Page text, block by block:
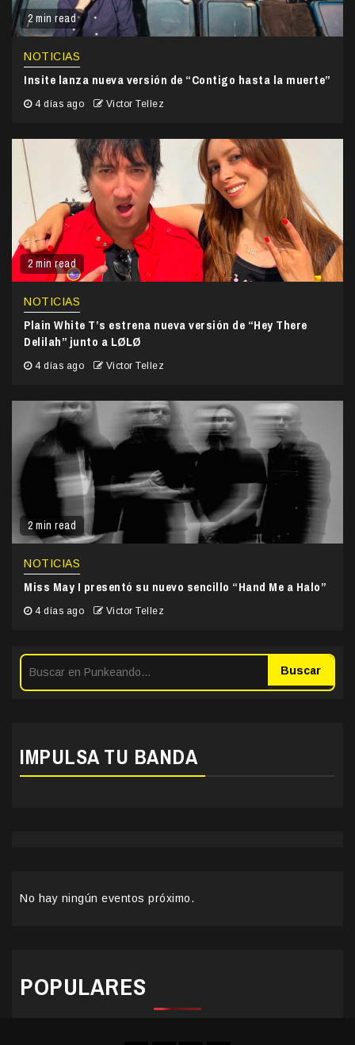
2 min read
NOTICIAS
Insite lanza nueva versión de “Contigo hasta la muerte”
4 días ago Victor Tellez
2 min read
NOTICIAS
Plain White T’s estrena nueva versión de “Hey There
Delilah” junto a LØLØ
4 días ago Victor Tellez
2 min read
NOTICIAS
Miss May I presentó su nuevo sencillo “Hand Me a Halo”
4 días ago Victor Tellez
Buscar
IMPULSA TU BANDA
No hay ningún eventos próximo.
POPULARES